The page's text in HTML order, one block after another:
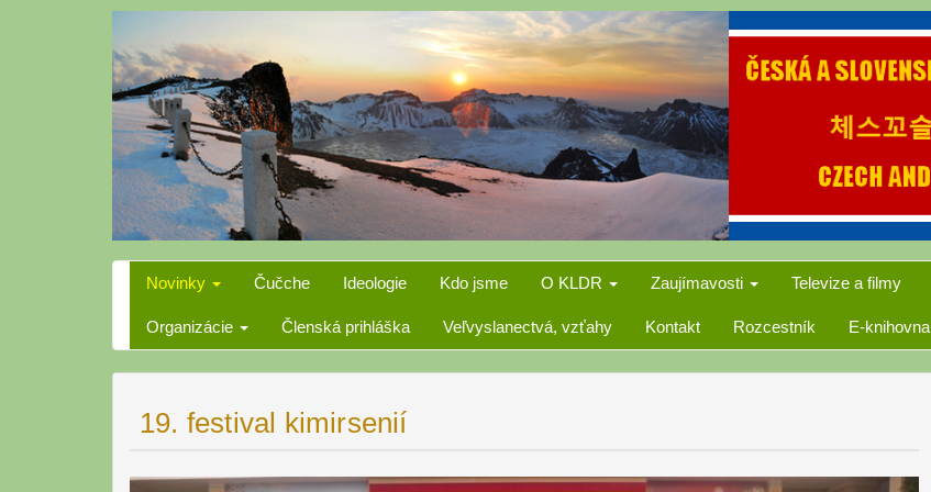
Novinky Čučche Ideologie Kdo jsme O KLDR Zaujímavosti Televize a filmy
Organizácie Členská prihláška Veľvyslanectvá, vzťahy Kontakt Rozcestník E-knihovna
19. festival kimirsenií